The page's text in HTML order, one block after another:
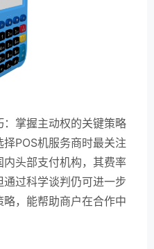
掌握主动权的关键策略
POS机服务商时最关注
头部支付机构，其费率
过科学谈判仍可进一步
，能帮助商户在合作中